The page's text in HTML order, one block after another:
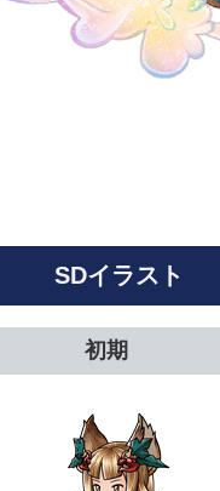
SDイラスト
初期